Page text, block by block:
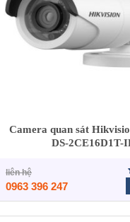
Camera quan sát
DS-2CE16D1T-
liên hệ
0963 396 247